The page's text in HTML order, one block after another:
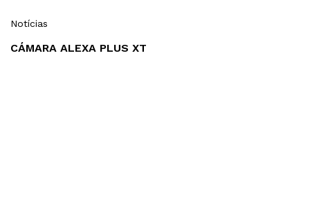
Notícias
CÁMARA ALEXA PLUS XT